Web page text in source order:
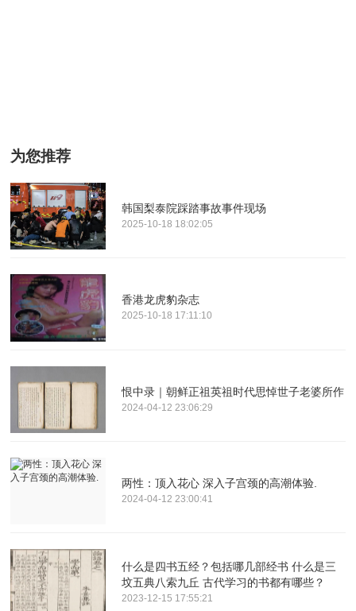
为您推荐
韩国梨泰院踩踏事故事件现场
2025-10-18 18:02:05
香港龙虎豹杂志
2025-10-18 17:11:10
恨中录｜朝鲜正祖英祖时代思悼世子老婆所作
2024-04-12 23:06:29
两性：顶入花心 深入子宫颈的高潮体验.
2024-04-12 23:00:41
什么是四书五经？包括哪几部经书 什么是三
坟五典八索九丘 古代学习的书都有哪些？
2023-12-15 17:55:21